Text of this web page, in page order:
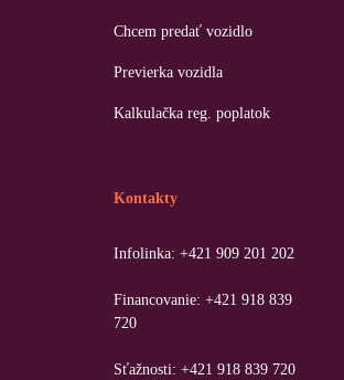
Chcem predať vozidlo
Previerka vozidla
Kalkulačka reg. poplatok
Kontakty
Infolinka: +421 909 201 202
Financovanie: +421 918 839
720
Sťažnosti: +421 918 839 720